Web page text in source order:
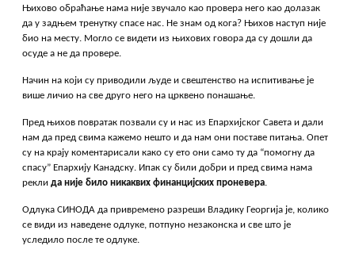
Њихово обраћање нама није звучало као провера него као долазак
да у задњем тренутку спасе нас. Не знам од кога? Њихов наступ није
био на месту. Могло се видети из њихових говора да су дошли да
осуде а не да провере.
Начин на који су приводили људе и свештенство на испитивање је
више личио на све друго него на црквено понашање.
Пред њихов повратак позвали су и нас из Епархијског Савета и дали
нам да пред свима кажемо нешто и да нам они поставе питања. Опет
су на крају коментарисали како су ето они само ту да “помогну да
спасу” Епархију Канадску. Ипак су били добри и пред свима нама
реклида није било никаквих финанцијских проневера.
Одлука СИНОДА да привремено разреши Владику Георгија је, колико
се види из наведене одлуке, потпуно незаконска и све што је
уследило после те одлуке.